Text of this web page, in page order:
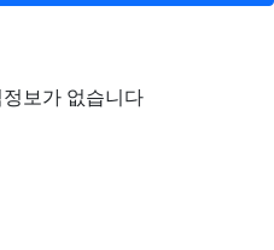
보가 없습니다